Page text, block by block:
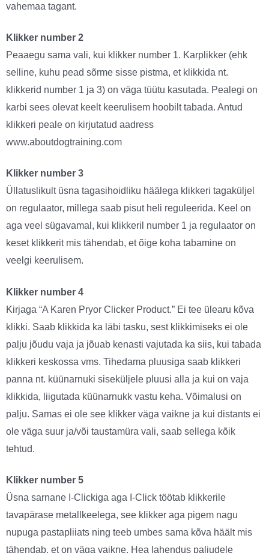
vahemaa tagant.
Klikker number 2
Peaaegu sama vali, kui klikker number 1. Karplikker (ehk
selline, kuhu pead sõrme sisse pistma, et klikkida nt.
klikkerid number 1 ja 3) on väga tüütu kasutada. Pealegi on
karbi sees olevat keelt keerulisem hoobilt tabada. Antud
klikkeri peale on kirjutatud aadress
www.aboutdogtraining.com
Klikker number 3
Üllatuslikult üsna tagasihoidliku häälega klikkeri tagaküljel
on regulaator, millega saab pisut heli reguleerida. Keel on
aga veel sügavamal, kui klikkeril number 1 ja regulaator on
keset klikkerit mis tähendab, et õige koha tabamine on
veelgi keerulisem.
Klikker number 4
Kirjaga “A Karen Pryor Clicker Product.” Ei tee ülearu kõva
klikki. Saab klikkida ka läbi tasku, sest klikkimiseks ei ole
palju jõudu vaja ja jõuab kenasti vajutada ka siis, kui tabada
klikkeri keskossa vms. Tihedama pluusiga saab klikkeri
panna nt. küünarnuki siseküljele pluusi alla ja kui on vaja
klikkida, liigutada küünarnukk vastu keha. Võimalusi on
palju. Samas ei ole see klikker väga vaikne ja kui distants ei
ole väga suur ja/või taustamüra vali, saab sellega kõik
tehtud.
Klikker number 5
Üsna sarnane I-Clickiga aga I-Click töötab klikkerile
tavapärase metallkeelega, see klikker aga pigem nagu
nupuga pastapliiats ning teeb umbes sama kõva häält mis
tähendab, et on väga vaikne. Hea lahendus paljudele